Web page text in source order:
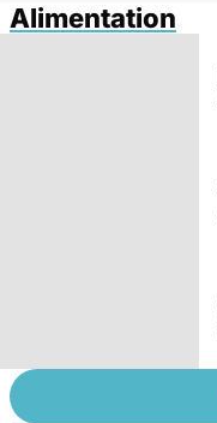
Alimentation